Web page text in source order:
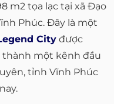
m2 tọa lạc tại xã Đạo
Phúc. Đây là một
City được
thành một kênh đầu
tỉnh Vĩnh Phúc